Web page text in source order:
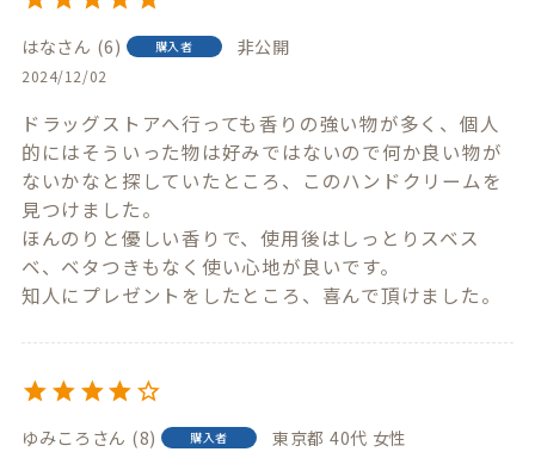
はな 6 購入者 非公開
2024/12/02
ドラッグストアへ行っても香りの強い物が多く、個人
的にはそういった物は好みではないので何か良い物が
ないかなと探していたところ、このハンドクリームを
見つけました。
ほんのりと優しい香りで、使用後はしっとりスベス
ベ、ベタつきもなく使い心地が良いです。
知人にプレゼントをしたところ、喜んで頂けました。
ゆみころ 8 購入者 東京都 40代 女性